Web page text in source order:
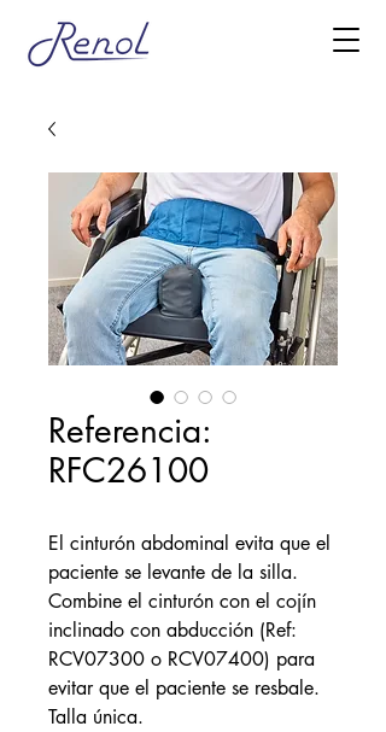
Referencia:
RFC26100
El cinturón abdominal evita que el
paciente se levante de la silla.
Combine el cinturón con el cojín
inclinado con abducción (Ref:
RCV07300 o RCV07400) para
evitar que el paciente se resbale.
Talla única.